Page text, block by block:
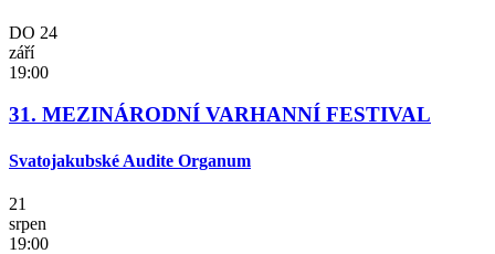
DO 24
září
19:00
31. MEZINÁRODNÍ VARHANNÍ FESTIVAL
Svatojakubské Audite Organum
21
srpen
19:00